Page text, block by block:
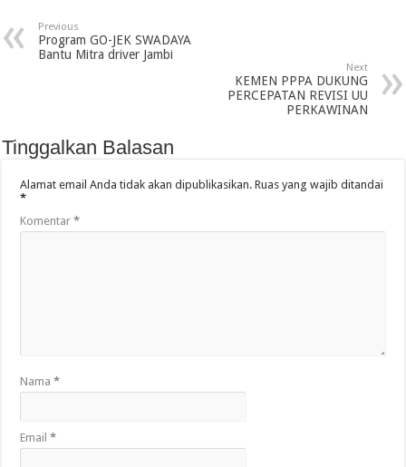
Previous
Program GO-JEK SWADAYA
Bantu Mitra driver Jambi
Next
KEMEN PPPA DUKUNG
PERCEPATAN REVISI UU
PERKAWINAN
Tinggalkan Balasan
Alamat email Anda tidak akan dipublikasikan. Ruas yang wajib ditandai
*
Komentar*
Nama*
Email*